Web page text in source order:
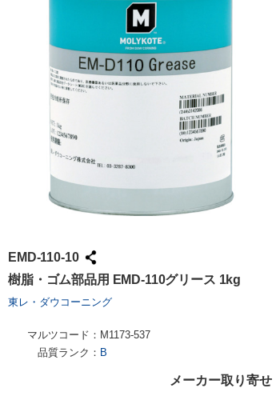
EMD-110-10
樹脂・ゴム部品用 EMD-110グリース 1kg
東レ・ダウコーニング
マルツコード： M1173-537
品質ランク： B
メーカー取り寄せ